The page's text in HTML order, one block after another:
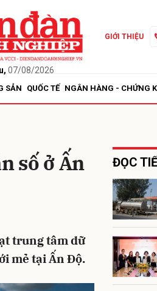
07/08/2026
GIỚI THIỆU
SẢN QUỐC TẾ NGÂN HÀNG - CHỨNG
số ở Ấn
trung tâm dữ
mẻ tại Ấn Độ.
ĐỌC
Gửi